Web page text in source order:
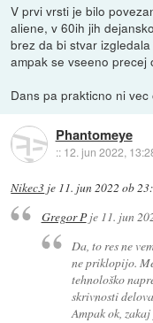
V prvi vrsti je bilo
aliene, v 60ih jih
brez da bi stvar
ampak se vseeno precej
Dans pa prakticno ni
Phantomeye
:: 12. jun 2022,
Nikec3 je 11. jun 2022 ob
Gregor Pje 11. jun
Da, to res ne
ne priklopijo.
tehnološko
skrivnosti
Ampak ok,